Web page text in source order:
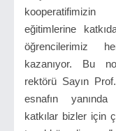
eğitimlerine
öğrencilerimiz
kazanıyor. Bu
rektörü Sayın
esnafın
katkılar bizler için